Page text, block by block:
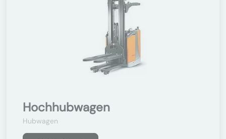
Hochhubwagen
Hubwagen